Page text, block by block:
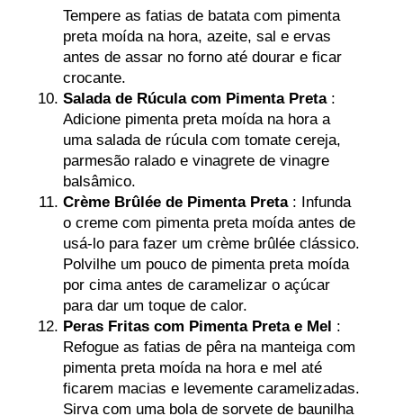
Tempere as fatias de batata com pimenta
preta moída na hora, azeite, sal e ervas
antes de assar no forno até dourar e ficar
crocante.
Salada de Rúcula com Pimenta Preta:
Adicione pimenta preta moída na hora a
uma salada de rúcula com tomate cereja,
parmesão ralado e vinagrete de vinagre
balsâmico.
Crème Brûlée de Pimenta Preta: Infunda
o creme com pimenta preta moída antes de
usá-lo para fazer um crème brûlée clássico.
Polvilhe um pouco de pimenta preta moída
por cima antes de caramelizar o açúcar
para dar um toque de calor.
Peras Fritas com Pimenta Preta e Mel :
Refogue as fatias de pêra na manteiga com
pimenta preta moída na hora e mel até
ficarem macias e levemente caramelizadas.
Sirva com uma bola de sorvete de baunilha